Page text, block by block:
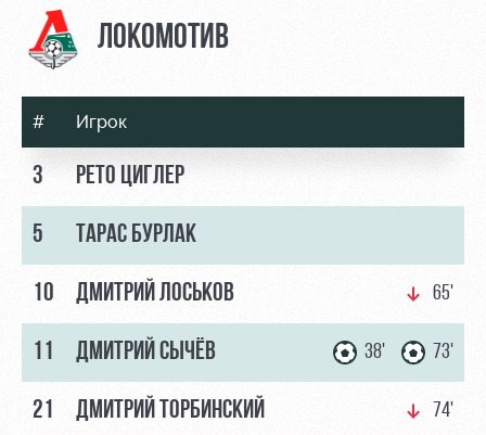
ЛОКОМОТИВ
# Игрок
3 РЕТО ЦИГЛЕР
5 ТАРАС БУРЛАК
10 ДМИТРИЙ ЛОСЬКОВ 65'
11 ДМИТРИЙ СЫЧЁВ 38' 73'
21 ДМИТРИЙ ТОРБИНСКИЙ 74'